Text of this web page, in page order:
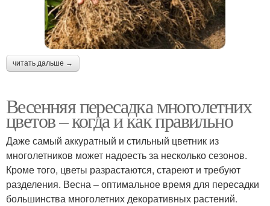
читать дальше →
Весенняя пересадка многолетних
цветов – когда и как правильно
Даже самый аккуратный и стильный цветник из
многолетников может надоесть за несколько сезонов.
Кроме того, цветы разрастаются, стареют и требуют
разделения. Весна – оптимальное время для пересадки
большинства многолетних декоративных растений.